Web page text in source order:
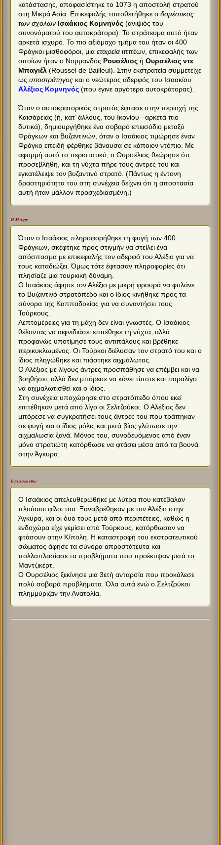
κατάστασης, αποφασίστηκε το 1073 η αποστολή στρατού
στη Μικρά Ασία. Επικεφαλής τοποθετήθηκε οδομέστικος
των σχολών Ισαάκιος Κομνηνός (ανιψιός του
συνονόματού του αυτοκράτορα). Το στράτευμα αυτό ήταν
αρκετά ισχυρό. Το πιο αξιόμαχο τμήμα του ήταν οι 400
Φράγκοι μισθοφόροι, μιαεταιρεία ιππέων, επικεφαλής των
οποίων ήταν ο Νορμανδός Ρουσέλιος ήΟυρσέλιος ντε
Μπαγιέλ (Roussel de Bailleul). Στην εκστρατεία συμμετείχε
ωςυποστράτηγος και ο νεώτερος αδερφός του Ισαακίου
Αλέξιος Κομνηνός (που έγινε αργότερα αυτοκράτορας).
Όταν ο αυτοκρατορικός στρατός έφτασε στην περιοχή της
Καισάρειας (ή, κατ’ άλλους, του Ικονίου –αρκετά πιο
δυτικά), δημιουργήθηκε ένα σοβαρό επεισόδιο μεταξύ
Φράγκων και Βυζαντινών, όταν ο Ισαάκιος τιμώρησε έναν
Φράγκο επειδή φέρθηκε βάναυσα σε κάποιον ντόπιο. Με
αφορμή αυτό το περιστατικό, ο Ουρσέλιος θεώρησε ότι
προσεβλήθη, και τη νύχτα πήρε τους άντρες του και
εγκατέλειψε τον βυζαντινό στρατό. (Πάντως η έντονη
δραστηριότητα του στη συνέχεια δείχνει ότι η αποστασία
αυτή ήταν μάλλον προσχεδιασμένη.)
Η Μάχη:
Όταν ο Ισαάκιος πληροφορήθηκε τη φυγή των 400
Φράγκων, σκέφτηκε προς στιγμήν να στείλει ένα
απόσπασμα με επικεφαλής τον αδερφό του Αλέξιο για να
τους καταδιώξει. Όμως τότε έφτασαν πληροφορίες ότι
πλησίαζε μια τουρκική δύναμη.
Ο Ισαάκιος άφησε τον Αλέξιο με μικρή φρουρά να φυλάνε
το Βυζαντινό στρατόπεδο και ο ίδιος κινήθηκε προς τα
σύνορα της Καππαδοκίας για να συναντήσει τους
Τούρκους.
Λεπτομέρειες για τη μάχη δεν είναι γνωστές. Ο Ισαάκιος
θέλοντας να αιφνιδιάσει επιτέθηκε τη νύχτα, αλλά
προφανώς υποτίμησε τους αντιπάλους και βρέθηκε
περικυκλωμένος. Οι Τούρκοι διέλυσαν τον στρατό του και ο
ίδιος πληγώθηκε και πιάστηκε αιχμάλωτος.
Ο Αλέξιος με λίγους άντρες προσπάθησε να επέμβει και να
βοηθήσει, αλλά δεν μπόρεσε να κάνει τίποτε και παραλίγο
να αιχμαλωτισθεί και ο ίδιος.
Στη συνέχεια υποχώρησε στο στρατόπεδο όπου εκεί
επιτέθηκαν μετά από λίγο οι Σελτζούκοι. Ο Αλέξιος δεν
μπόρεσε να συγκρατήσει τους άντρες του που τράπηκαν
σε φυγή και ο ίδιος μόλις και μετά βίας γλύτωσε την
αιχμαλωσία ξανά. Μόνος του, συνοδευόμενος από έναν
μόνο στρατιώτη κατόρθωσε να φτάσει μέσα από τα βουνά
στην Άγκυρα.
Επακόλουθα:
Ο Ισαάκιος απελευθερώθηκε με λύτρα που κατέβαλαν
πλούσιοι φίλοι του. Ξαναβρέθηκαν με τον Αλέξιο στην
Άγκυρα, και οι δυο τους μετά από περιπέτειες, καθώς η
ενδοχώρα είχε γεμίσει από Τούρκους, κατόρθωσαν να
φτάσουν στην Κ/πολη. Η καταστροφή του εκστρατευτικού
σώματος άφησε τα σύνορα απροστάτευτα και
πολλαπλασίασε τα προβλήματα που προέκυψαν μετά το
Μαντζικέρτ.
Ο Ουρσέλιος ξεκίνησε μια 3ετή ανταρσία που προκάλεσε
πολύ σοβαρά προβλήματα. Όλα αυτά ενώ ο Σελτζούκοι
πλημμύριζαν την Ανατολία.